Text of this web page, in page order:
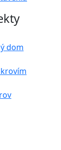
dom